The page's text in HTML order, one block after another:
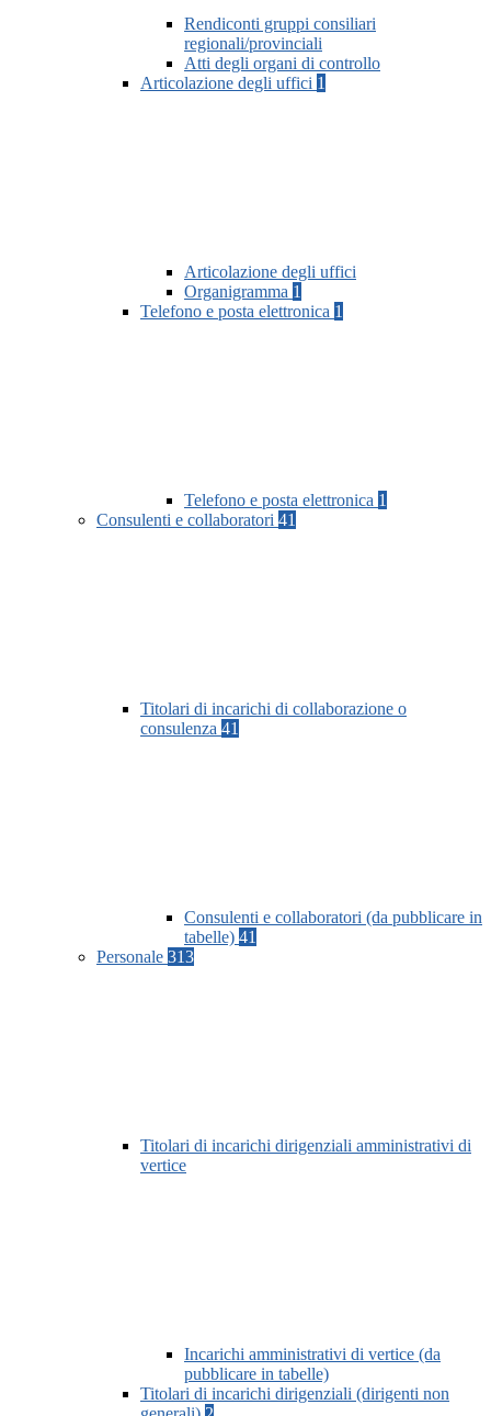
Rendiconti gruppi consiliari
regionali/provinciali
Atti degli organi di controllo
Articolazione degli uffici 1
Articolazione degli uffici
Organigramma 1
Telefono e posta elettronica 1
Telefono e posta elettronica 1
Consulenti e collaboratori 41
Titolari di incarichi di collaborazione o
consulenza 41
Consulenti e collaboratori (da pubblicare in
tabelle) 41
Personale 313
Titolari di incarichi dirigenziali amministrativi di
vertice
Incarichi amministrativi di vertice (da
pubblicare in tabelle)
Titolari di incarichi dirigenziali (dirigenti non